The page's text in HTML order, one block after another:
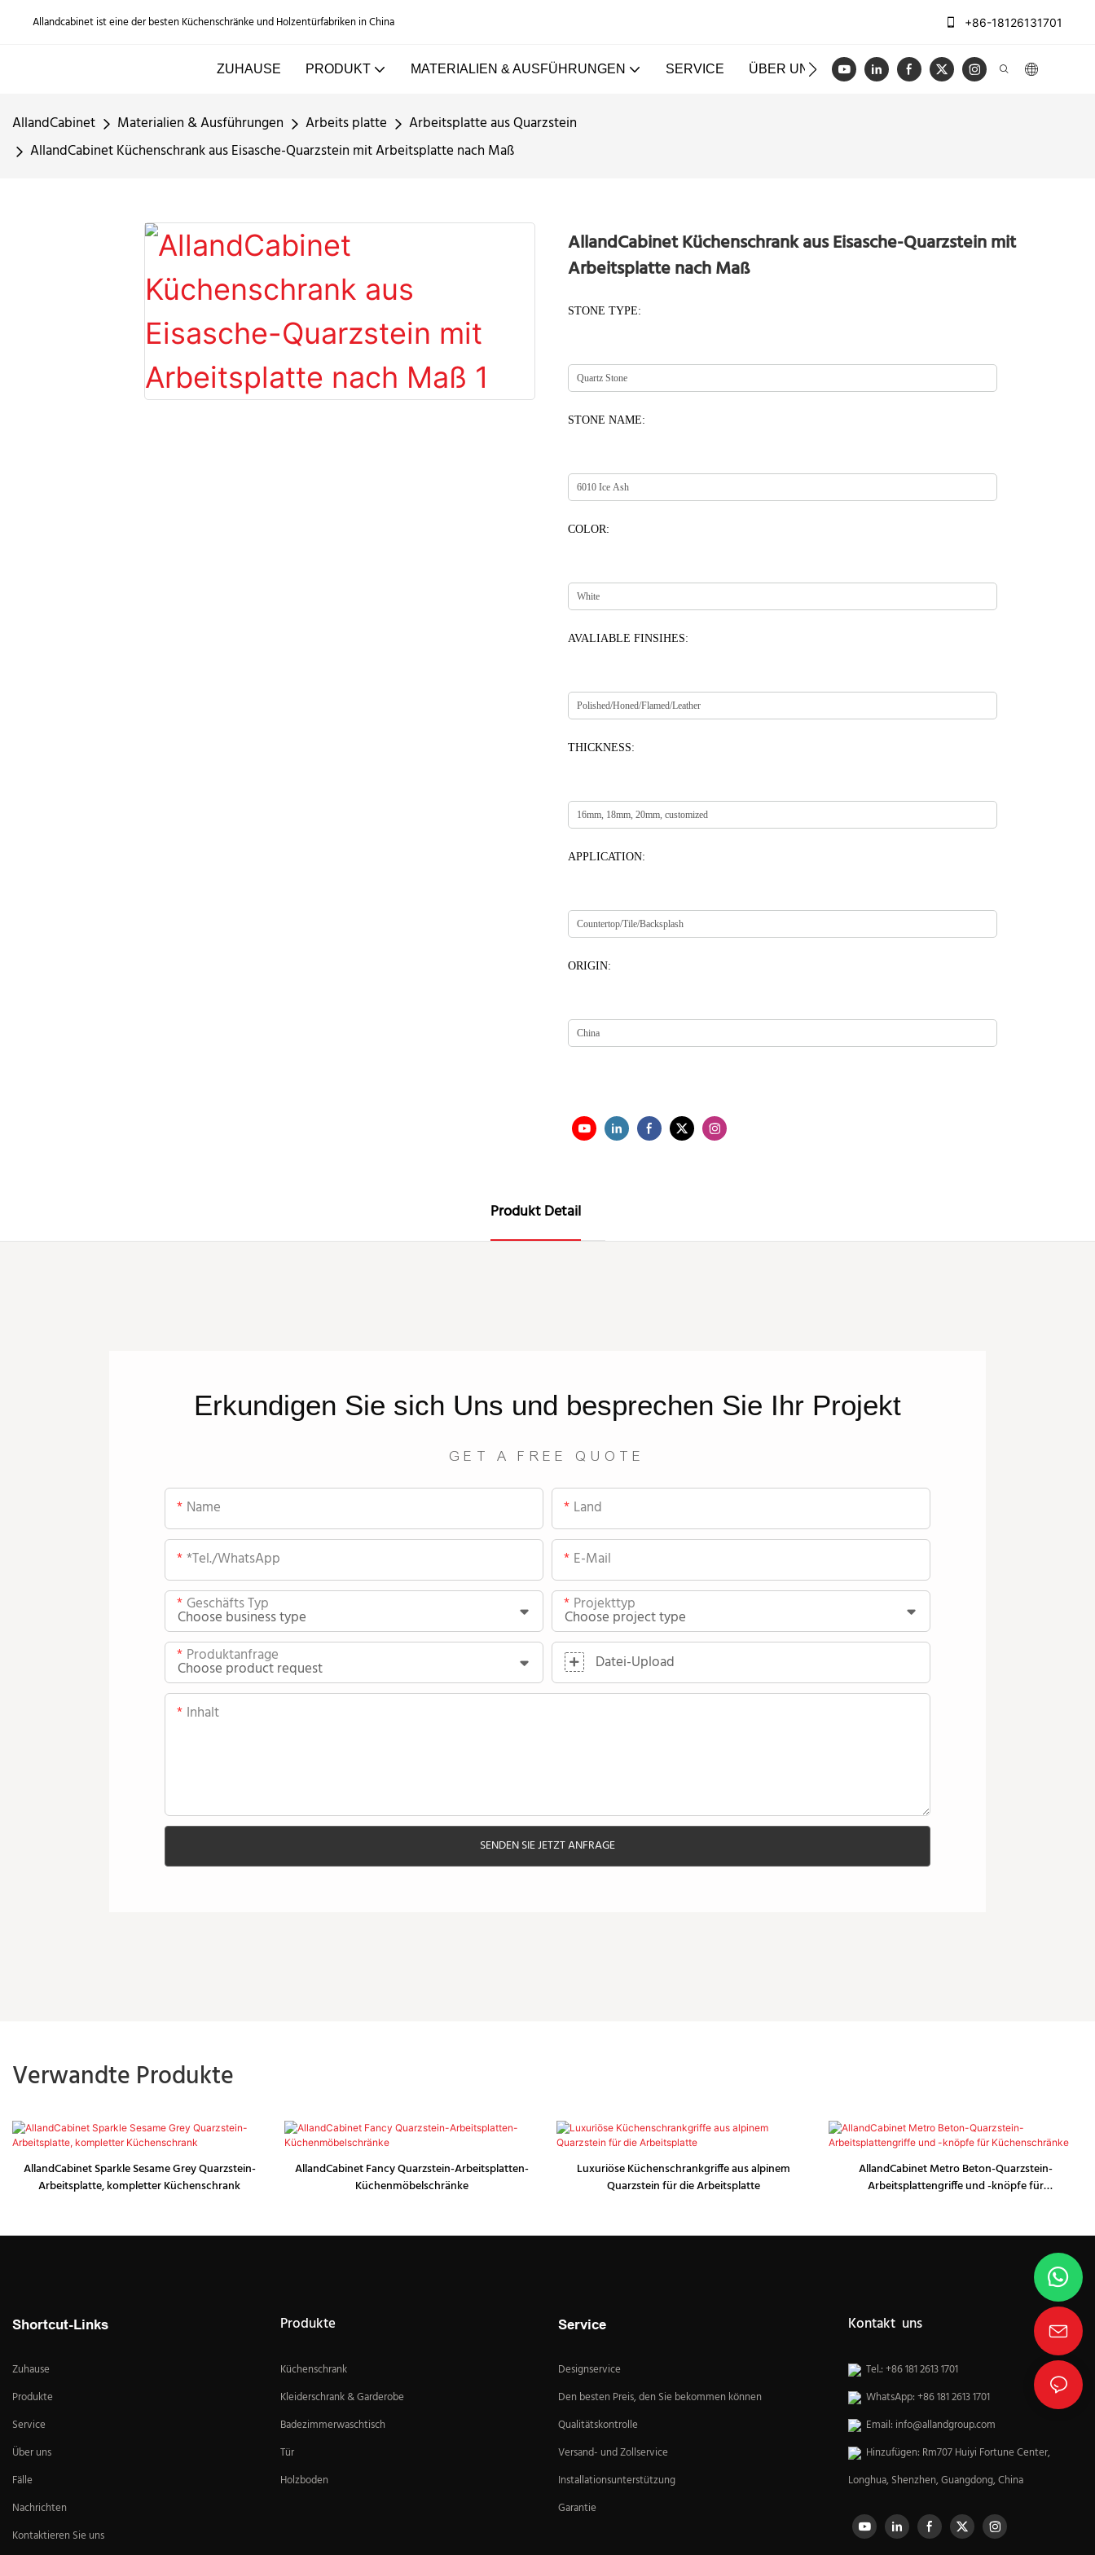
Allandcabinet ist eine der besten Küchenschränke und Holzentürfabriken in China +86-18126131701
ZUHAUSE PRODUKT MATERIALIEN & AUSFÜHRUNGEN SERVICE ÜBER UNS FÄLLE BLOGGEN VIDEO
AllandCabinet Materialien & Ausführungen Arbeits platte
Arbeitsplatte aus Quarzstein
AllandCabinet Küchenschrank aus Eisasche-Quarzstein mit Arbeitsplatte nach Maß
AllandCabinet Küchenschrank aus Eisasche-Quarzstein mit
Arbeitsplatte nach Maß
STONE TYPE:
STONE NAME:
COLOR:
AVALIABLE FINSIHES:
THICKNESS:
APPLICATION:
ORIGIN:
Produkt Detail
Erkundigen Sie sich Uns und besprechen Sie Ihr Projekt
GET A FREE QUOTE
Name Land
*Tel./WhatsApp E-Mail
Geschäfts Typ Projekttyp
Produktanfrage Datei-Upload
Inhalt
SENDEN SIE JETZT ANFRAGE
Verwandte Produkte
AllandCabinet Sparkle Sesame Grey Quarzstein-
Arbeitsplatte, kompletter Küchenschrank
AllandCabinet Fancy Quarzstein-Arbeitsplatten-
Küchenmöbelschränke
Luxuriöse Küchenschrankgriffe aus alpinem
Quarzstein für die Arbeitsplatte
AllandCabinet Metro Beton-Quarzstein-
Arbeitsplattengriffe und -knöpfe für
Shortcut-Links
Zuhause
Produkte
Service
Über uns
Fälle
Nachrichten
Kontaktieren Sie uns
Produkte
Küchenschrank
Kleiderschrank & Garderobe
Badezimmerwaschtisch
Tür
Holzboden
Service
Designservice
Den besten Preis, den Sie bekommen können
Qualitätskontrolle
Versand- und Zollservice
Installationsunterstützung
Garantie
Kontakt uns
Tel.: +86 181 2613 1701
WhatsApp: +86 181 2613 1701
Email: info@allandgroup.com
Hinzufügen: Rm707 Huiyi Fortune Center,
Longhua, Shenzhen, Guangdong, China